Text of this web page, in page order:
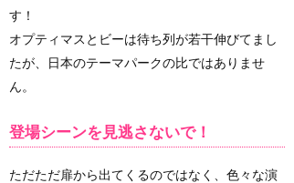
す！
オプティマスとビーは待ち列が若干伸びてまし
たが、日本のテーマパークの比ではありませ
ん。
登場シーンを見逃さないで！
ただただ扉から出てくるのではなく、色々な演